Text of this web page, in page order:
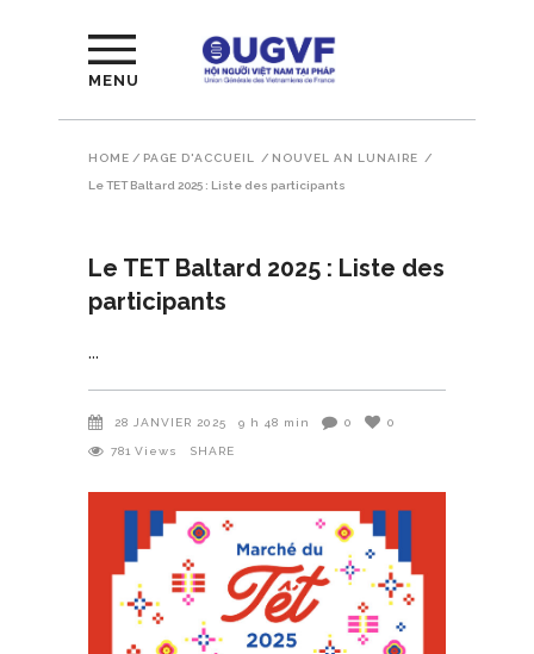
MENU
HOME / PAGE D'ACCUEIL / NOUVEL AN LUNAIRE /
Le TET Baltard 2025 : Liste des participants
Le TET Baltard 2025 : Liste des
participants
28 JANVIER 2025 9 h 48 min 0 0
781 Views SHARE